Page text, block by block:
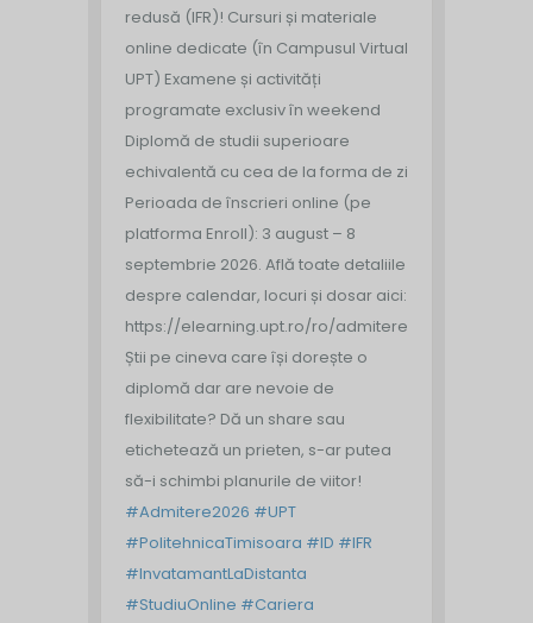
redusă (IFR)! Cursuri și materiale
online dedicate (în Campusul Virtual
UPT) Examene și activități
programate exclusiv în weekend
Diplomă de studii superioare
echivalentă cu cea de la forma de zi
Perioada de înscrieri online (pe
platforma Enroll): 3 august – 8
septembrie 2026. Află toate detaliile
despre calendar, locuri și dosar aici:
https://elearning.upt.ro/ro/admitere/
Știi pe cineva care își dorește o
diplomă dar are nevoie de
flexibilitate? Dă un share sau
etichetează un prieten, s-ar putea
să-i schimbi planurile de viitor!
#Admitere2026 #UPT
#PolitehnicaTimisoara #ID #IFR
#InvatamantLaDistanta
#StudiuOnline #Cariera